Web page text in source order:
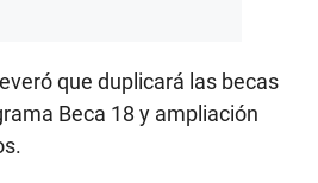
que duplicará las becas
Beca 18 y ampliación